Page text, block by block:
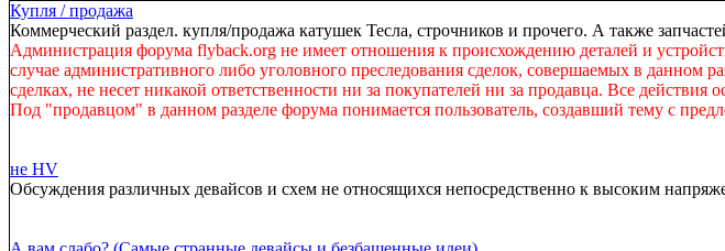
Купля / продажа
Коммерческий раздел. купля/продажа катушек Тесла, строчников и прочего. А также
Администрация форума flyback.org не имеет отношения к происхождению деталей и
случае административного либо уголовного преследования сделок, совершаемых в данном
сделках, не несет никакой ответственности ни за покупателей ни за продавца. Все
Под "продавцом" в данном разделе форума понимается пользователь, создавший тему с
не HV
Обсуждения различных девайсов и схем не относящихся непосредственно к высоким